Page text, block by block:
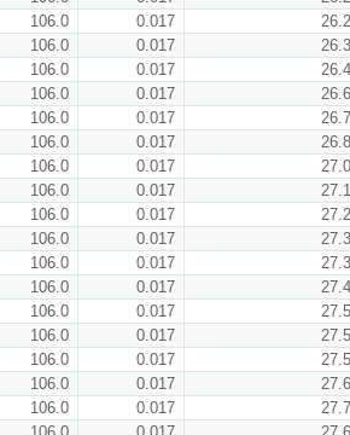
106.0 0.017
26.2
106.0 0.017
26.3
106.0 0.017
26.4
106.0 0.017
26.6
106.0 0.017
26.7
106.0 0.017
26.8
106.0 0.017
27.0
106.0 0.017
27.1
106.0 0.017
27.2
106.0 0.017
27.3
106.0 0.017
27.3
106.0 0.017
27.4
106.0 0.017
27.5
106.0 0.017
27.5
106.0 0.017
27.5
106.0 0.017
27.6
106.0 0.017
27.7